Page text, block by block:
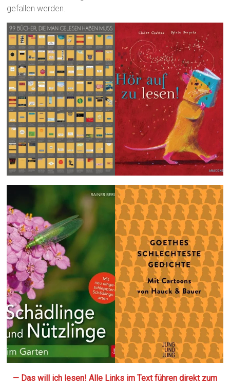
gefallen werden.
— Das will ich lesen! Alle Links im Text führen direkt zum